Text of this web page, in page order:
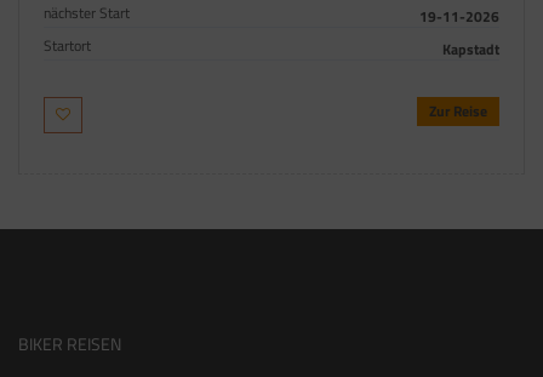
nächster Start
19-11-2026
Startort
Kapstadt
Zur Reise
BIKER REISEN